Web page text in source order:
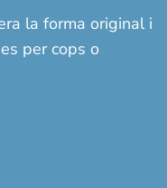
la forma original i
per cops o